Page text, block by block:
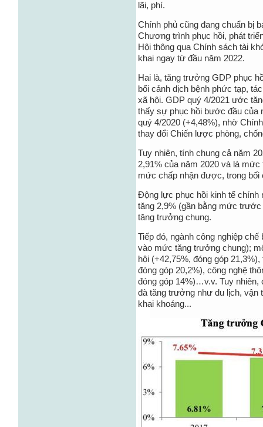
lãi, phí.
Chính phủ cũng đang chuẩn bị
Chương trình phục hồi, phát
Hội thông qua Chính sách tài
khai ngay từ đầu năm 2022.
Hai là, tăng trưởng GDP phục
bối cảnh dịch bệnh phức tạp,
xã hội. GDP quý 4/2021 ước
thấy sự phục hồi bước đầu của
quý 4/2020 (+4,48%), nhờ
thay đổi Chiến lược phòng,
Tuy nhiên, tính chung cả năm
2,91% của năm 2020 và là
mức chấp nhận được, trong bối
Động lực phục hồi kinh tế chính
tăng 2,9% (gần bằng mức
tăng trưởng chung.
Tiếp đó, ngành công nghiệp
vào mức tăng trưởng chung);
hội (+42,75%, đóng góp
đóng góp 20,2%), công nghệ
đóng góp 14%)…v.v. Tuy nhiên,
đà tăng trưởng như du lịch, vận
khai khoáng...